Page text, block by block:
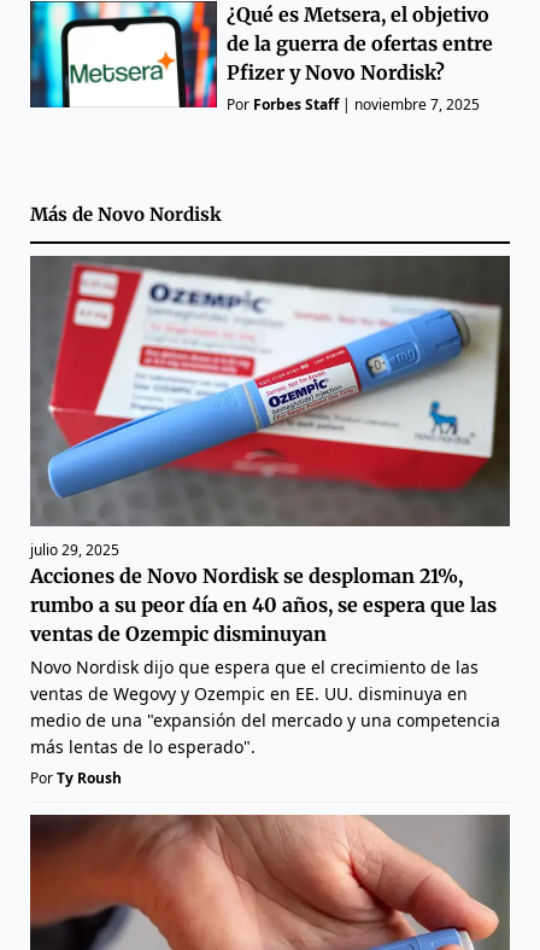
¿Qué es Metsera, el objetivo
de la guerra de ofertas entre
Pfizer y Novo Nordisk?
Por Forbes Staff| noviembre 7, 2025
Más de Novo Nordisk
julio 29, 2025
Acciones de Novo Nordisk se desploman 21%,
rumbo a su peor día en 40 años, se espera que las
ventas de Ozempic disminuyan
Novo Nordisk dijo que espera que el crecimiento de las
ventas de Wegovy y Ozempic en EE. UU. disminuya en
medio de una "expansión del mercado y una competencia
más lentas de lo esperado".
PorTy Roush